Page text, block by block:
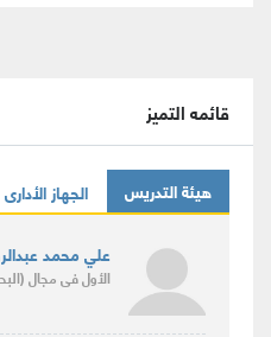
قائمه التميز
هيئة التدريس الجهاز الأدارى
علي محمد
الأولفى مجال